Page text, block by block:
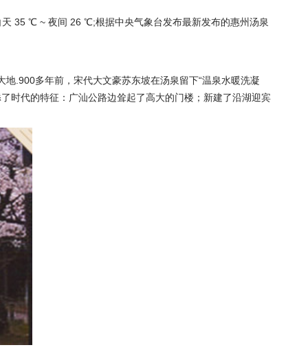
35 ℃ ~ 夜间 26 ℃;根据中央气象台发布最新发布的惠州汤泉
.900多年前，宋代大文豪苏东坡在汤泉留下“温泉水暖洗凝
时代的特征：广汕公路边耸起了高大的门楼；新建了沿湖迎宾